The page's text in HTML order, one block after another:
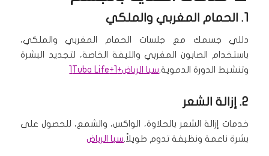
1. الحمام المغربي والملكي
دللي جسمك مع جلسات الحمام المغربي والملكي،
باستخدام الصابون المغربي والليفة الخاصة، لتجديد البشرة
وتنشيط الدورة الدموية.سبا الرياض+1
Tuba Life+1
2. إزالة الشعر
خدمات إزالة الشعر بالحلاوة، الواكس، والشمع، للحصول على
بشرة ناعمة ونظيفة تدوم طويلاً.سبا الرياض